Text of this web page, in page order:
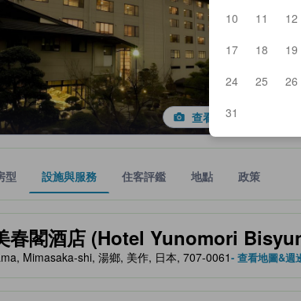
10
11 12
17
18 19
24
25 26
31
查看所有照片
型 設施與服務 住客評鑑 地點 政策
春閣酒店 (Hotel Yunomori
作夥伴提供，可作為您判斷舒適度、設施與服務項目的參考
Mimasaka-shi, 湯鄉, 美作, 日本, 707-0061- 查看地圖&週